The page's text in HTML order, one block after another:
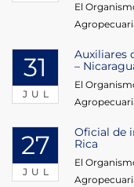
El
31
JUL
Auxiliares
–
El
27
JUL
Oficial de
Rica
El